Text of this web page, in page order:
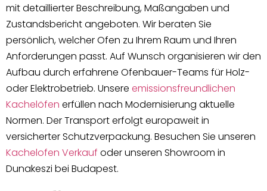
mit detaillierter Beschreibung, Maßangaben und
Zustandsbericht angeboten. Wir beraten Sie
persönlich, welcher Ofen zu Ihrem Raum und Ihren
Anforderungen passt. Auf Wunsch organisieren wir den
Aufbau durch erfahrene Ofenbauer-Teams für Holz-
oder Elektrobetrieb. Unsere emissionsfreundlichen
Kachelöfen erfüllen nach Modernisierung aktuelle
Normen. Der Transport erfolgt europaweit in
versicherter Schutzverpackung. Besuchen Sie unseren
Kachelofen Verkauf oder unseren Showroom in
Dunakeszi bei Budapest.